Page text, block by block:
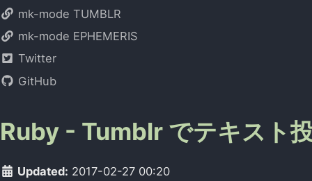
mk-mode TUMBLR
mk-mode EPHEMERIS
Twitter
GitHub
Ruby - Tumblr でテキスト
Updated: 2017-02-27 00:20